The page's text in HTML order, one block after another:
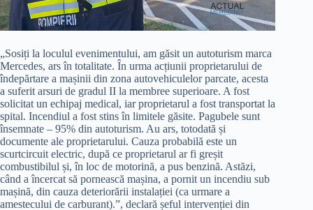
„Sosiți la loculul evenimentului, am găsit un autoturism marca
Mercedes, ars în totalitate. În urma acțiunii proprietarului de
îndepărtare a mașinii din zona autovehiculelor parcate, acesta
a suferit arsuri de gradul II la membree superioare. A fost
solicitat un echipaj medical, iar proprietarul a fost transportat la
spital. Incendiul a fost stins în limitele găsite. Pagubele sunt
însemnate – 95% din autoturism. Au ars, totodată și
documente ale proprietarului. Cauza probabilă este un
scurtcircuit electric, după ce proprietarul ar fi greșit
combustibilul și, în loc de motorină, a pus benzină. Astăzi,
când a încercat să pornească mașina, a pornit un incendiu sub
mașină, din cauza deteriorării instalației (ca urmare a
amestecului de carburant).”, declară șeful intervenției din